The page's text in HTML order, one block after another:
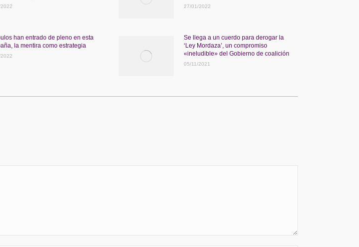
27/01/2022
han entrado de pleno en esta
la mentira como estrategia
Se llega a un cuerdo para derogar la
‘Ley Mordaza’, un compromiso
«ineludible» del Gobierno de coalición
05/11/2021